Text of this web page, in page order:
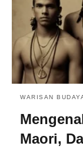
WARISAN
Maori,